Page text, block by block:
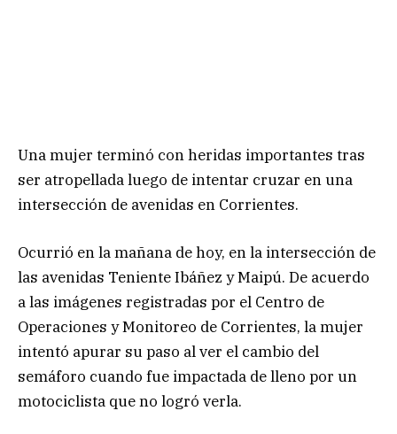
Una mujer terminó con heridas importantes tras
ser atropellada luego de intentar cruzar en una
intersección de avenidas en Corrientes.
Ocurrió en la mañana de hoy, en la intersección de
las avenidas Teniente Ibáñez y Maipú. De acuerdo
a las imágenes registradas por el Centro de
Operaciones y Monitoreo de Corrientes, la mujer
intentó apurar su paso al ver el cambio del
semáforo cuando fue impactada de lleno por un
motociclista que no logró verla.